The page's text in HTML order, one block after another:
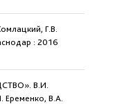
Г.В.
: 2016
В.И.
Еременко, В.А.